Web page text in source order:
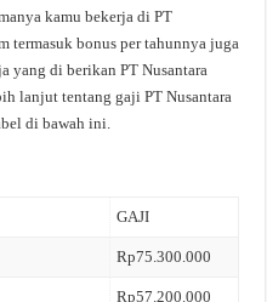
kamu bekerja di PT
termasuk bonus per tahunnya juga
yang di berikan PT Nusantara
lanjut tentang gaji PT Nusantara
di bawah ini.
GAJI
Rp75.300.000
Rp57.200.000